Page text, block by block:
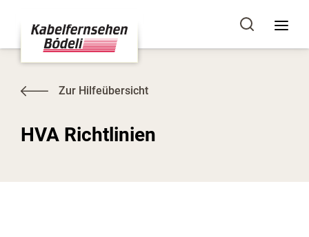
Zur Hilfeübersicht
HVA Richtlinien